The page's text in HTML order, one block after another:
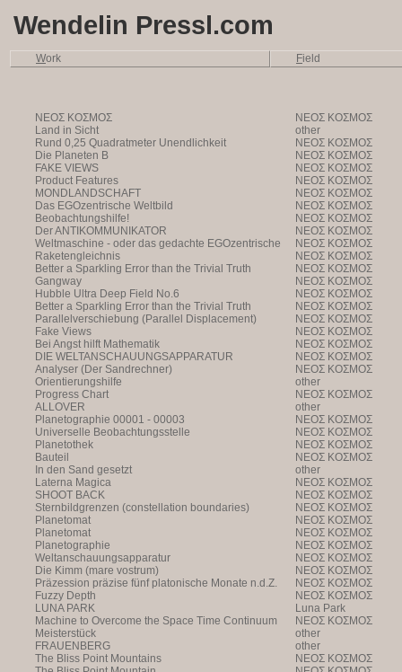
Wendelin Pressl.com
Work Field
NEOΣ KOΣMOΣ
NEOΣ KOΣMOΣ
Land in Sicht
other
Rund 0,25 Quadratmeter Unendlichkeit
NEOΣ KOΣMOΣ
Die Planeten B
NEOΣ KOΣMOΣ
FAKE VIEWS
NEOΣ KOΣMOΣ
Product Features
NEOΣ KOΣMOΣ
MONDLANDSCHAFT
NEOΣ KOΣMOΣ
Das EGOzentrische Weltbild
NEOΣ KOΣMOΣ
Beobachtungshilfe!
NEOΣ KOΣMOΣ
Der ANTIKOMMUNIKATOR
NEOΣ KOΣMOΣ
Weltmaschine - oder das gedachte EGOzentrische
Weltbild
NEOΣ KOΣMOΣ
Raketengleichnis
NEOΣ KOΣMOΣ
Better a Sparkling Error than the Trivial Truth
NEOΣ KOΣMOΣ
Gangway
NEOΣ KOΣMOΣ
Hubble Ultra Deep Field No.6
NEOΣ KOΣMOΣ
Better a Sparkling Error than the Trivial Truth
NEOΣ KOΣMOΣ
Parallelverschiebung (Parallel Displacement)
NEOΣ KOΣMOΣ
Fake Views
NEOΣ KOΣMOΣ
Bei Angst hilft Mathematik
NEOΣ KOΣMOΣ
DIE WELTANSCHAUUNGSAPPARATUR
NEOΣ KOΣMOΣ
Analyser (Der Sandrechner)
NEOΣ KOΣMOΣ
Orientierungshilfe
other
Progress Chart
NEOΣ KOΣMOΣ
ALLOVER
other
Planetographie 00001 - 00003
NEOΣ KOΣMOΣ
Universelle Beobachtungsstelle
NEOΣ KOΣMOΣ
Planetothek
NEOΣ KOΣMOΣ
Bauteil
NEOΣ KOΣMOΣ
In den Sand gesetzt
other
Laterna Magica
NEOΣ KOΣMOΣ
SHOOT BACK
NEOΣ KOΣMOΣ
Sternbildgrenzen (constellation boundaries)
NEOΣ KOΣMOΣ
Planetomat
NEOΣ KOΣMOΣ
Planetomat
NEOΣ KOΣMOΣ
Planetographie
NEOΣ KOΣMOΣ
Weltanschauungsapparatur
NEOΣ KOΣMOΣ
Die Kimm (mare vostrum)
NEOΣ KOΣMOΣ
Präzession präzise fünf platonische Monate n.d.Z.
NEOΣ KOΣMOΣ
Fuzzy Depth
NEOΣ KOΣMOΣ
LUNA PARK
Luna Park
Machine to Overcome the Space Time Continuum
NEOΣ KOΣMOΣ
Meisterstück
other
FRAUENBERG
other
The Bliss Point Mountains
NEOΣ KOΣMOΣ